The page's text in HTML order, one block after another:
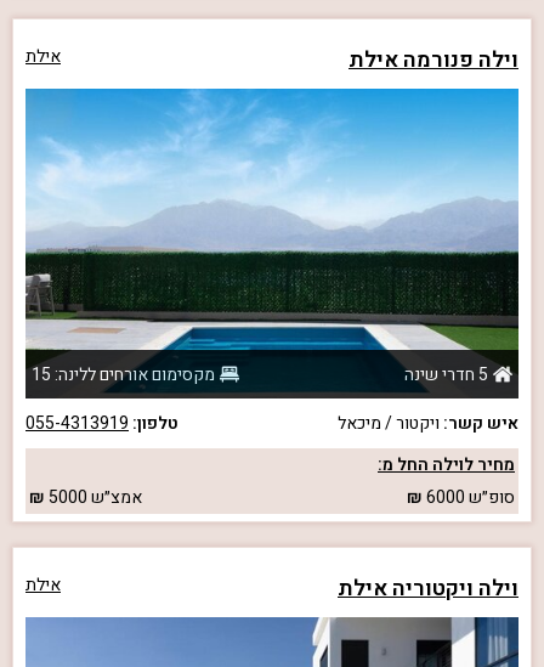
וילה פנורמה אילת אילת
5 חדרי שינה
מקסימום אורחים ללינה: 15
איש קשר: ויקטור / מיכאל טלפון: 055-4313919
מחיר לוילה החל מ:
סופ״ש6000 אמצ״ש5000
וילה ויקטוריה אילת אילת